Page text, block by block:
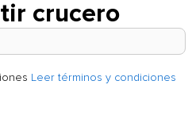
crucero
Leer términos y condiciones